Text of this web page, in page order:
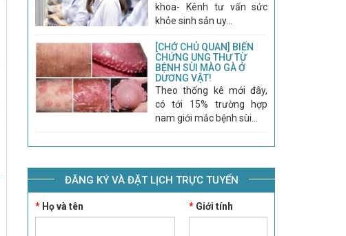
khoa- Kênh tư vấn sức
khỏe sinh sản uy...
[CHỚ CHỦ QUAN] BIẾN
CHỨNG UNG THƯ TỪ
BỆNH SÙI MÀO GÀ Ở
DƯƠNG VẬT!
Theo thống kê mới đây,
có tới 15% trường hợp
nam giới mắc bệnh sùi...
ĐĂNG KÝ VÀ ĐẶT LỊCH TRỰC TUYẾN
*Họ và tên *Giới tính